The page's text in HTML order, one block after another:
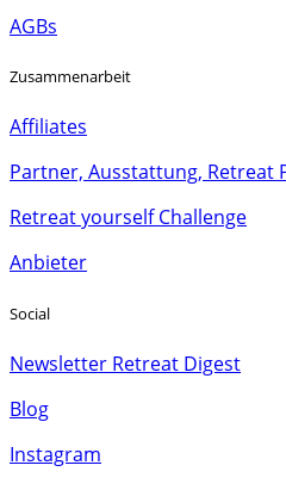
AGBs
Zusammenarbeit
Affiliates
Partner, Ausstattung, Retreat
Retreat yourself Challenge
Anbieter
Social
Newsletter Retreat Digest
Blog
Instagram